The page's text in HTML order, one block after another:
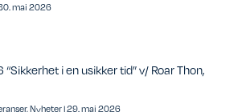
mai 2026
i en usikker tid” v/ Roar Thon,
,Nyheter|29. mai 2026